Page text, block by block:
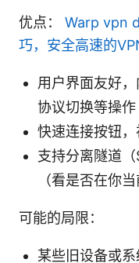
优点： Warp vpn
巧，安全高速的
用户界面友好，
协议切换等操作
快速连接按钮
支持分离隧道
（看是否在你
可能的局限：
某些旧设备或